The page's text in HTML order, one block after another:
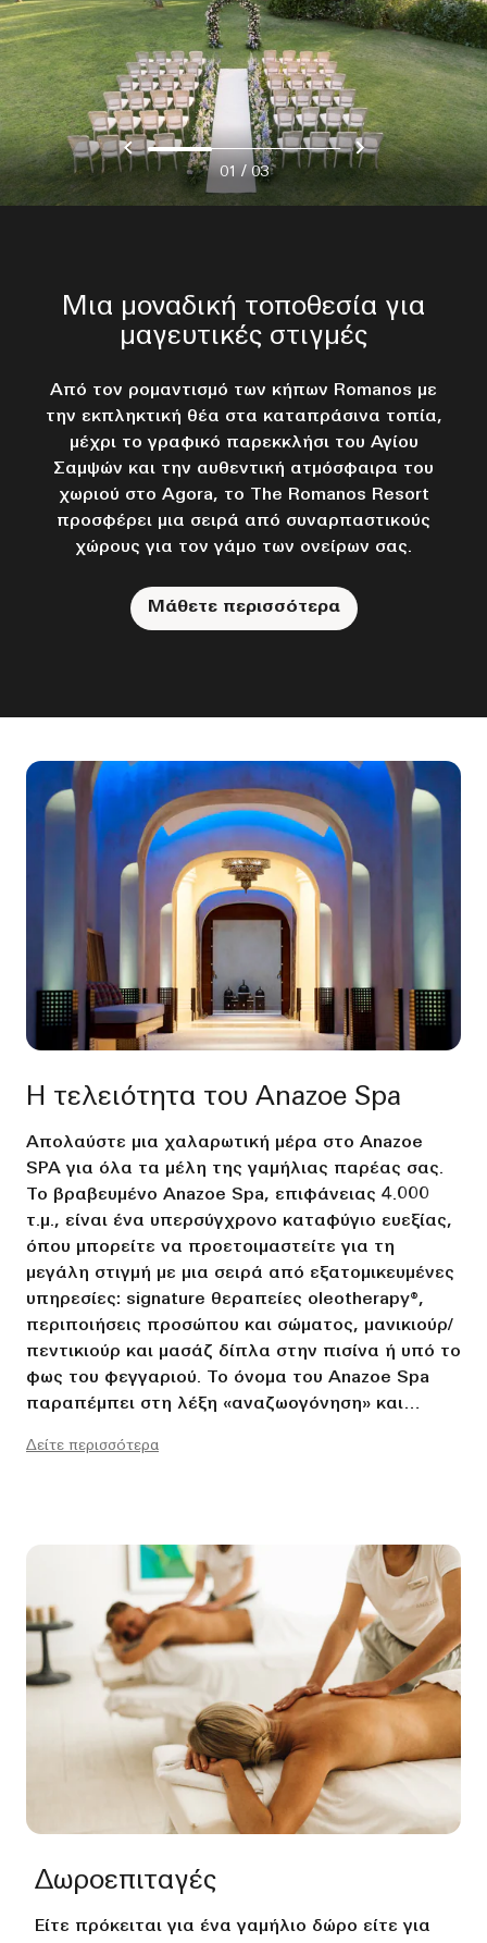
Μια μοναδική τοποθεσία για
μαγευτικές στιγμές
Από τον ρομαντισμό των κήπων Romanos με
την εκπληκτική θέα στα καταπράσινα τοπία,
μέχρι το γραφικό παρεκκλήσι του Αγίου
Σαμψών και την αυθεντική ατμόσφαιρα του
χωριού στο Agora, το The Romanos Resort
προσφέρει μια σειρά από συναρπαστικούς
χώρους για τον γάμο των ονείρων σας.
Μάθετε περισσότερα
01 / 03
Η τελειότητα του Anazoe Spa
Απολαύστε μια χαλαρωτική μέρα στο Anazoe
SPA για όλα τα μέλη της γαμήλιας παρέας σας.
Το βραβευμένο Anazoe Spa, επιφάνειας 4.000
τ.μ., είναι ένα υπερσύγχρονο καταφύγιο ευεξίας,
όπου μπορείτε να προετοιμαστείτε για τη
μεγάλη στιγμή με μια σειρά από εξατομικευμένες
υπηρεσίες: signature θεραπείες oleotherapy®,
περιποιήσεις προσώπου και σώματος, μανικιούρ/
πεντικιούρ και μασάζ δίπλα στην πισίνα ή υπό το
φως του φεγγαριού. Το όνομα του Anazoe Spa
παραπέμπει στη λέξη «αναζωογόνηση» και
θεραπειών και περιποιήσεων που βασίζονται σε
βότανα και το ελαιόλαδο.
Δείτε περισσότερα
Δωροεπιταγές
Είτε πρόκειται για ένα γαμήλιο δώρο είτε για